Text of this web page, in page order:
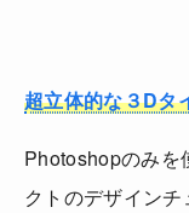
超立体的な３Dタ
Photoshopのみを
クトのデザイン